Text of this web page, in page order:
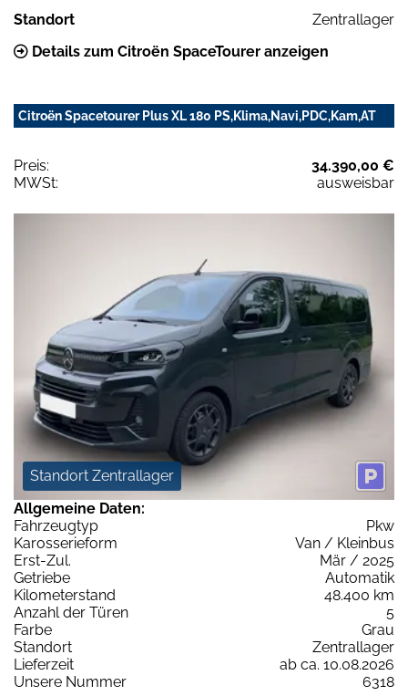
Standort
Zentrallager
Details zum Citroën SpaceTourer anzeigen
Citroën Spacetourer Plus XL 180 PS,Klima,Navi,PDC,Kam,AT
Preis:
34.390,00 €
MWSt:
ausweisbar
Standort Zentrallager
Allgemeine Daten:
Fahrzeugtyp
Pkw
Karosserieform
Van / Kleinbus
Erst-Zul.
Mär / 2025
Getriebe
Automatik
Kilometerstand
48.400 km
Anzahl der Türen
5
Farbe
Grau
Standort
Zentrallager
Lieferzeit
ab ca. 10.08.2026
Unsere Nummer
6318